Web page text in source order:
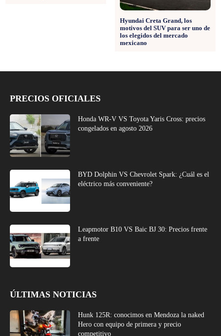
Hyundai Creta Grand, los
motivos del SUV para ser uno de
los elegidos del mercado
mexicano
PRECIOS OFICIALES
Honda WR-V VS Toyota Yaris Cross: precios
congelados en agosto 2026
BYD Dolphin VS Chevrolet Spark: ¿Cuál es el
eléctrico más conveniente?
Leapmotor B10 VS Baic BJ 30: Precios frente
a frente
ÚLTIMAS NOTICIAS
Hunk 125R: conocimos en Mendoza la naked
Hero con equipo de primera y precio
competitivo